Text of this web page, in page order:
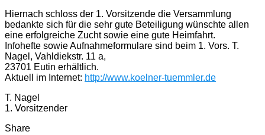
Hiernach schloss der 1. Vorsitzende die Versammlung
bedankte sich für die sehr gute Beteiligung wünschte allen
eine erfolgreiche Zucht sowie eine gute Heimfahrt.
Infohefte sowie Aufnahmeformulare sind beim 1. Vors. T.
Nagel, Vahldiekstr. 11 a,
23701 Eutin erhältlich.
Aktuell im Internet: http://www.koelner-tuemmler.de
T. Nagel
1. Vorsitzender
Share